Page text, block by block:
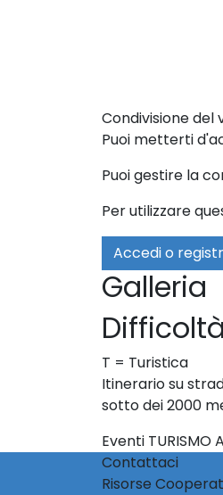
Condivisione del
Puoi metterti
Puoi gestire la
Per utilizzare
Accedi o
Galleria
Difficoltà
T = Turistica
Itinerario su
sotto dei 2000
Eventi TURISMO
Contattaci
Risorse